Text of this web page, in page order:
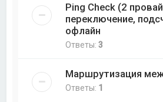
Ping Check (2
переключение,
офлайн
Ответы:3
Маршрутизация
Ответы: 1